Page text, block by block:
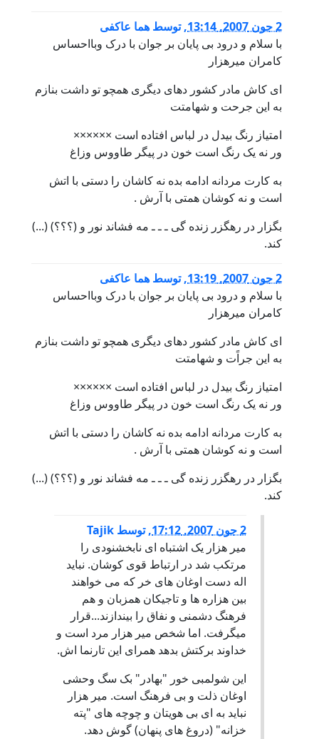
2 جون 2007, 13:14 ,توسط هما عاکفى
با سلام و درود بى پايان بر جوان با درک وبااحساس
کامران ميرهزار
اى کاش مادر کشور دهاى ديگرى همچو تو داشت بنازم
به اين جرحت و شهامتت
امتياز رنگ بيدل در لباس افتاده است ××××××
ور نه يک رنگ است خون در پيگر طاووس وزاغ
به کارت مردانه ادامه بده نه کاشان را دستى با اتش
است و نه کوشان همتى با آرش .
بگزار در رهگزر زنده گى ـ ـ ـ مه فشاند نور و (؟؟؟) (...)
کند.
2 جون 2007, 13:19 ,توسط هما عاکفى
با سلام و درود بى پايان بر جوان با درک وبااحساس
کامران ميرهزار
اى کاش مادر کشور دهاى ديگرى همچو تو داشت بنازم
به اين جراًت و شهامتت
امتياز رنگ بيدل در لباس افتاده است ××××××
ور نه يک رنگ است خون در پيگر طاووس وزاغ
به کارت مردانه ادامه بده نه کاشان را دستى با اتش
است و نه کوشان همتى با آرش .
بگزار در رهگزر زنده گى ـ ـ ـ مه فشاند نور و (؟؟؟) (...)
کند.
2 جون 2007, 17:12 ,توسط Tajik
میر هزار یک اشتباه ای نابخشنودی را
مرتکب شد در ارتباط قوی کوشان. نباید
اله دست اوغان های خر که می خواهند
بین هزاره ها و تاجیکان همزبان و هم
فرهنگ دشمنی و نفاق را بیندازند...قرار
میگرفت. اما شخص میر هزار مرد است و
خداوند برکتش بدهد همرای این تارنما اش.
این شولمبی خور "بهادر" بک سگ وحشی
اوغان ذلت و بی فرهنگ است. میر هزار
نباید به ای بی هویتان و چوچه های "پته
خزانه" (دروغ های پنهان) گوش دهد.